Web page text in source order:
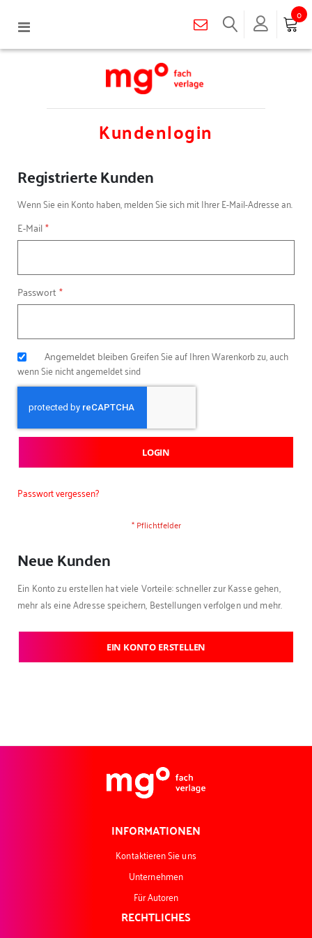
Navigation
0
Kundenlogin
Registrierte Kunden
Wenn Sie ein Konto haben, melden Sie sich mit Ihrer E-Mail-Adresse an.
E-Mail
Passwort
Angemeldet bleiben Greifen Sie auf Ihren Warenkorb zu, auch
wenn Sie nicht angemeldet sind
LOGIN
Passwort vergessen?
Neue Kunden
Ein Konto zu erstellen hat viele Vorteile: schneller zur Kasse gehen,
mehr als eine Adresse speichern, Bestellungen verfolgen und mehr.
EIN KONTO ERSTELLEN
INFORMATIONEN
Kontaktieren Sie uns
Unternehmen
Für Autoren
RECHTLICHES